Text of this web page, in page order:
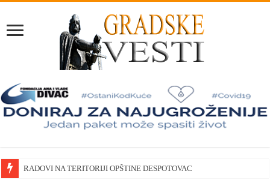
RADOVI NA TERITORIJI OPŠTINE DESPOTOVAC